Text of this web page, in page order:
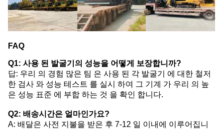
FAQ
Q1: 사용 된 발굴기의 성능을 어떻게 보장합니까?
답: 우리 의 경험 많은 팀 은 사용 된 각 발굴기 에 대한 철저
한 검사 와 성능 테스트 를 실시 하여 그 기계 가 우리 의 높
은 성능 표준 에 부합 하는 것 을 확인 합니다.
Q2: 배송시간은 얼마인가요?
A: 배달은 사전 지불을 받은 후 7-12 일 이내에 이루어집니